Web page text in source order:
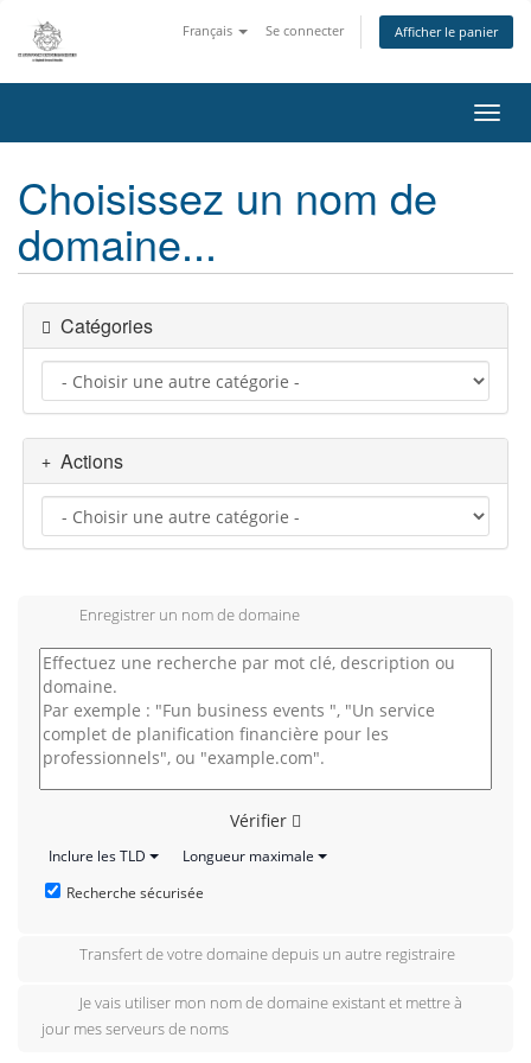
Français Se connecter Afficher le panier
Choisissez un nom de
domaine...
Catégories
Actions
Enregistrer un nom de domaine
Vérifier
Inclure les TLD
Longueur maximale
Recherche sécurisée
Transfert de votre domaine depuis un autre registraire
Je vais utiliser mon nom de domaine existant et mettre à
jour mes serveurs de noms